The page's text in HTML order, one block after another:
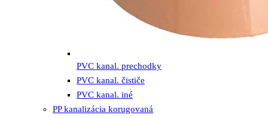
PVC kanal. prechodky
PVC kanal. čističe
PVC kanal. iné
PP kanalizácia korugovaná